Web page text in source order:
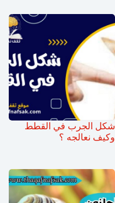
شكل الجرب في القطط
وكيف نعالجه ؟